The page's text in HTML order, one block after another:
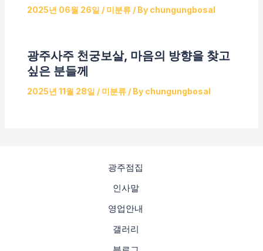
2025년 06월 26일 / 미분류/ By chungungbosal
광주사주 천궁보살, 마음의 방향을 찾고
싶은 분들께
2025년 11월 28일 / 미분류/ By chungungbosal
광주점집
인사말
영업안내
갤러리